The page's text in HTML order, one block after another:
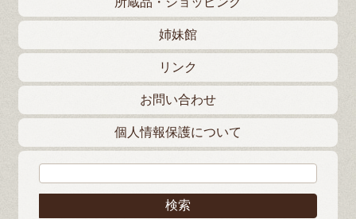
姉妹館
リンク
お問い合わせ
個人情報保護について